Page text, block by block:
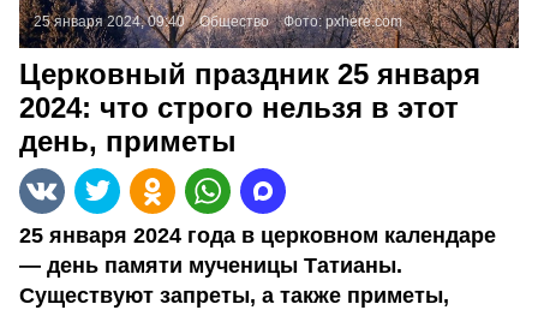
25 января 2024, 09:40 Общество Фото:pxhere.com
Церковный праздник 25 января
2024: что строго нельзя в этот
день, приметы
25 января 2024 года в церковном календаре
— день памяти мученицы Татианы.
Существуют запреты, а также приметы,